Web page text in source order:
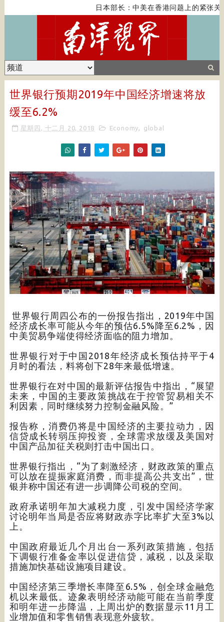
日本部长：中美在香港问题上的紧张关
世界银行预期2019年中国经济增速将放
缓至6.2%
星期四, 十二月 20, 2018 Economy, global
世界银行周四公布的一份报告指出，2019年中国
经济成长率可能从今年的预估6.5%降至6.2%，因
中美贸易争端使得经济面临的阻力增加。
世界银行对于中国2018年经济成长预估持平于4
月时的看法，料将创下28年来最低增速。
世界银行在对中国的最新评估报告中指出，“展望
未来，中国的主要政策挑战在于控管贸易相关不
利因素，同时继续努力控制金融风险。”
报告称，消费仍将是中国经济的主要拉动力，因
信贷成长转弱压抑投资，全球需求放缓及美国对
中国产品加征关税则打击中国出口。
世界银行指出，“为了刺激经济，财政政策的重点
可以放在提振家庭消费，而非提高公共支出”，世
银并称中国还有进一步调降公司税的空间。
政府承诺明年加大减税力度，引发中国经济学家
讨论明年当局是否应将财政赤字比率扩大至3%以
上。
中国政府最近几个月出台一系列政策措施，包括
下调银行准备金率以促进信贷，减税，以及采取
措施加快基础设施项目建设。
中国经济第三季增长率降至6.5%，创全球金融危
机以来最低。迹象表明经济动能可能在当前季度
和明年进一步降温，上周出炉的数据显示11月工
业增加值和零售销售表现意外疲软。